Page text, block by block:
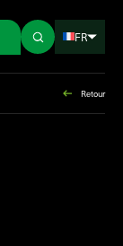
FR
Retour